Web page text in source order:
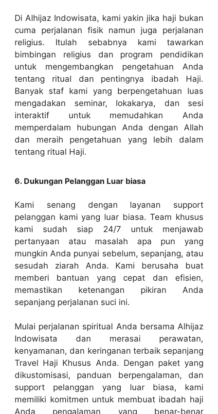
Di Alhijaz Indowisata, kami yakin jika haji bukan
cuma perjalanan fisik namun juga perjalanan
religius. Itulah sebabnya kami tawarkan
bimbingan religius dan program pendidikan
untuk mengembangkan pengetahuan Anda
tentang ritual dan pentingnya ibadah Haji.
Banyak staf kami yang berpengetahuan luas
mengadakan seminar, lokakarya, dan sesi
interaktif untuk memudahkan Anda
memperdalam hubungan Anda dengan Allah
dan meraih pengetahuan yang lebih dalam
tentang ritual Haji.
6. Dukungan Pelanggan Luar biasa
Kami senang dengan layanan support
pelanggan kami yang luar biasa. Team khusus
kami sudah siap 24/7 untuk menjawab
pertanyaan atau masalah apa pun yang
mungkin Anda punyai sebelum, sepanjang, atau
sesudah ziarah Anda. Kami berusaha buat
memberi bantuan yang cepat dan efisien,
memastikan ketenangan pikiran Anda
sepanjang perjalanan suci ini.
Mulai perjalanan spiritual Anda bersama Alhijaz
Indowisata dan merasai perawatan,
kenyamanan, dan keringanan terbaik sepanjang
Travel Haji Khusus Anda. Dengan paket yang
dikustomisasi, panduan berpengalaman, dan
support pelanggan yang luar biasa, kami
memiliki komitmen untuk membuat ibadah haji
Anda pengalaman yang benar-benar